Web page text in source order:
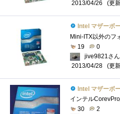
2013/04/26
(更
Intel マザーボード Q77
19
0
jive9821さん
2013/04/28
(更
Intel マザーボード Q77
30
2